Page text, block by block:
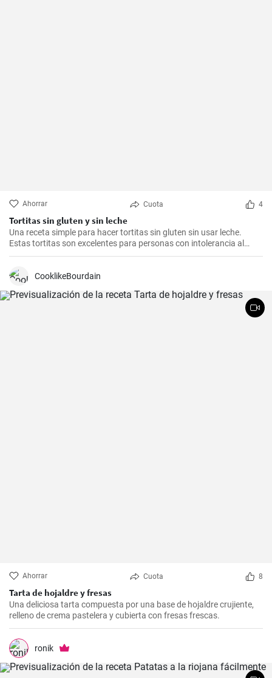
Ahorrar Cuota 4
Tortitas sin gluten y sin leche
Una receta simple para hacer tortitas sin gluten sin usar leche.
Estas tortitas son excelentes para personas con intolerancia al
gluten o la lactosa.
CooklikeBourdain
Ahorrar Cuota 8
Tarta de hojaldre y fresas
Una deliciosa tarta compuesta por una base de hojaldre crujiente,
relleno de crema pastelera y cubierta con fresas frescas.
ronik